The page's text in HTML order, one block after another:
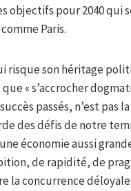
objectifs pour 2040 qui
Paris.
risque son héritage
« s’accrocher
passés, n’est pas
des défis de notre
économie aussi
de rapidité, de
la concurrence